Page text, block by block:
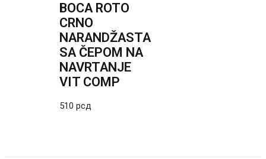
BOCA ROTO
CRNO
NARANDŽASTA
SA ČEPOM NA
NAVRTANJE
VIT COMP
510 рсд